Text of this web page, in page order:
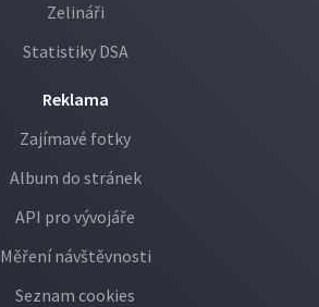
Zelináři
Statistiky DSA
Reklama
Zajímavé fotky
Album do stránek
API pro vývojáře
Měření návštěvnosti
Seznam cookies